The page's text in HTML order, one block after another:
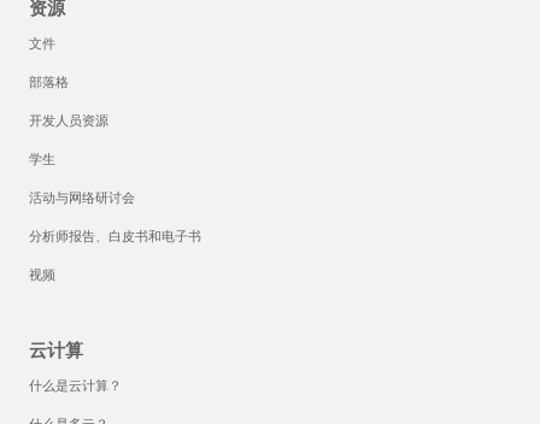
资源
文件
部落格
开发人员资源
学生
活动与网络研讨会
分析师报告、白皮书和电子书
视频
云计算
什么是云计算？